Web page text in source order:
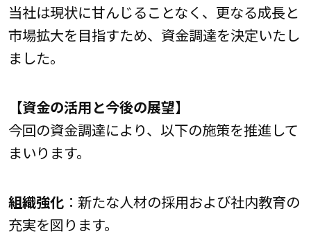
当社は現状に甘んじることなく、更なる成長と
市場拡大を目指すため、資金調達を決定いたし
ました。
【資金の活用と今後の展望】
今回の資金調達により、以下の施策を推進して
まいります。
組織強化：新たな人材の採用および社内教育の
充実を図ります。